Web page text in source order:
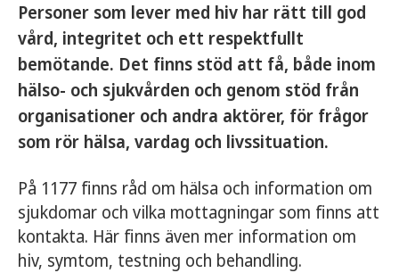
Personer som lever med hiv har rätt till god
vård, integritet och ett respektfullt
bemötande. Det finns stöd att få, både inom
hälso- och sjukvården och genom stöd från
organisationer och andra aktörer, för frågor
som rör hälsa, vardag och livssituation.
På 1177 finns råd om hälsa och information om
sjukdomar och vilka mottagningar som finns att
kontakta. Här finns även mer information om
hiv, symtom, testning och behandling.